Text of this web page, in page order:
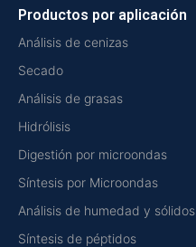
Productos por aplicación
Análisis de cenizas
Secado
Análisis de grasas
Hidrólisis
Digestión por microondas
Síntesis por Microondas
Análisis de humedad y sólidos
Síntesis de péptidos